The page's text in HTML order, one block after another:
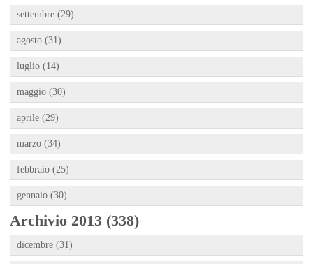
settembre (29)
agosto (31)
luglio (14)
maggio (30)
aprile (29)
marzo (34)
febbraio (25)
gennaio (30)
Archivio 2013 (338)
dicembre (31)